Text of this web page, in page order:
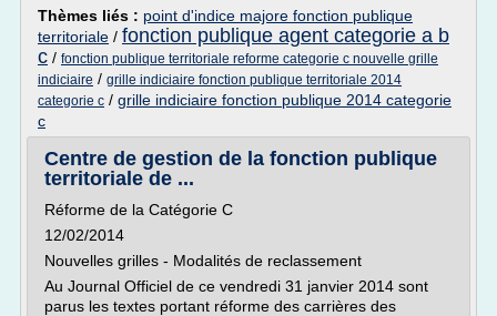
Thèmes liés : point d'indice majore fonction publique
territoriale / fonction publique agent categorie a b
c / fonction publique territoriale reforme categorie c nouvelle grille
indiciaire / grille indiciaire fonction publique territoriale 2014
categorie c / grille indiciaire fonction publique 2014 categorie
c
Centre de gestion de la fonction publique
territoriale de ...
Réforme de la Catégorie C
12/02/2014
Nouvelles grilles - Modalités de reclassement
Au Journal Officiel de ce vendredi 31 janvier 2014 sont
parus les textes portant réforme des carrières des